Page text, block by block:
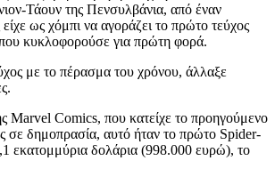
Τάουν της Πενσυλβάνια, από έναν
ως χόμπι να αγοράζει το πρώτο τεύχος
κυκλοφορούσε για πρώτη φορά.
με το πέρασμα του χρόνου, άλλαξε
Marvel Comics, που κατείχε το προηγούμενο
σε δημοπρασία, αυτό ήταν το πρώτο Spider-
εκατομμύρια δολάρια (998.000 ευρώ), το